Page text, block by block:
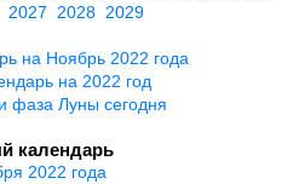
2027 2028 2029
на Ноябрь 2022 года
на 2022 год
фаза Луны сегодня
календарь
2022 года